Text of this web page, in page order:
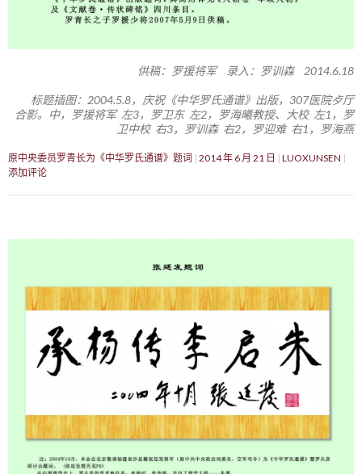
供稿：罗援将军 录入：罗训森 2014.6.18
标题插图：2004.5.8，庆祝《中华罗氏通谱》出版，307医院歺厅
合影。中，罗援将军 左3，罗卫东 左2，罗海曦教授、大校 左1，罗
卫中校 右3，罗训森 右2，罗迎难 右1，罗海燕
原中央委员罗青长为《中华罗氏通谱》题词 2014 年 6 月 21 日
LUOXUNSEN
添加评论